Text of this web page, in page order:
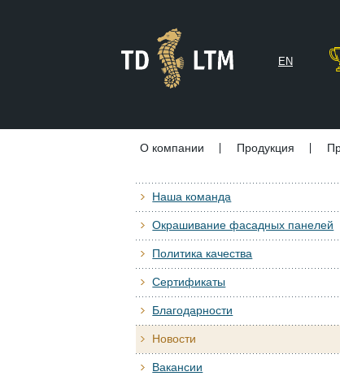
EN
О компании Продукция
Наша команда
Окрашивание фасадных панелей
Политика качества
Сертификаты
Благодарности
Новости
Вакансии